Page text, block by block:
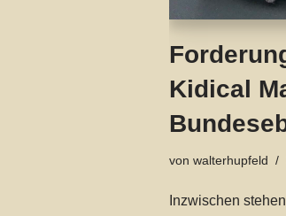
Kidical
von walterhupfeld
Inzwischen